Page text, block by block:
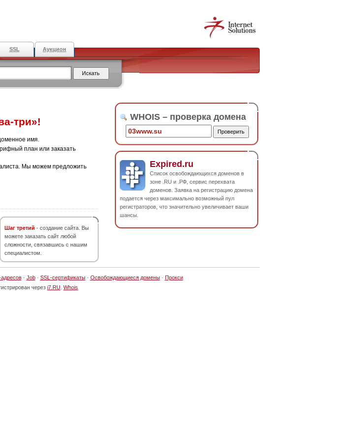
SSL Аукцион
три»!
имя.
план или заказать
Мы можем предложить
Шаг третий - создание сайта. Вы
можете заказать сайт любой
сложности, связавшись с нашим
специалистом.
WHOIS – проверка домена
Expired.ru
Список освобождающихся доменов в
зоне .RU и .РФ, сервис перехвата
доменов. Заявка на регистрацию домена
подается через максимально возможный пул
регистраторов, что значительно увеличивает ваши
шансы.
· Job· SSL-сертификаты· Освобождающиеся домены· Прокси
через i7.RU Whois